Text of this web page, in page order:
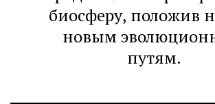
биосферу, положив
новым
путям.